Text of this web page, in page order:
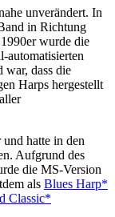
unverändert. In
in Richtung
wurde die
automatisierten
war, dass die
Harps hergestellt
und hatte in den
Aufgrund des
die MS-Version
als Blues Harp*
Classic*